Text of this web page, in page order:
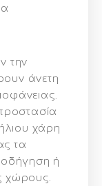
την
άνετη
χάρη
τα
οδήγηση ή
χώρους.